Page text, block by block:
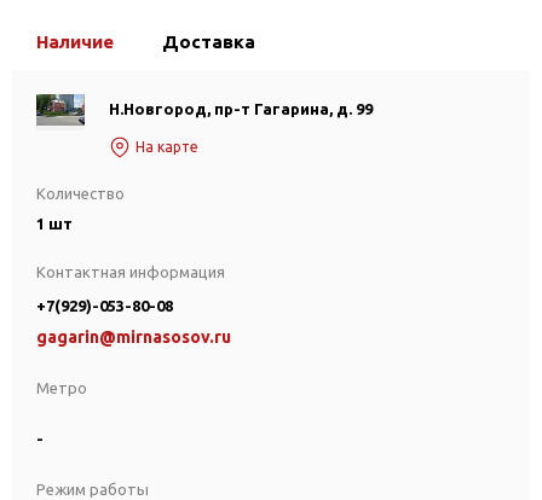
Наличие Доставка
Н.Новгород, пр-т Гагарина, д. 99
На карте
Количество
1 шт
Метро
-
Контактная информация
+7(929)-053-80-08
gagarin@mirnasosov.ru
Режим работы